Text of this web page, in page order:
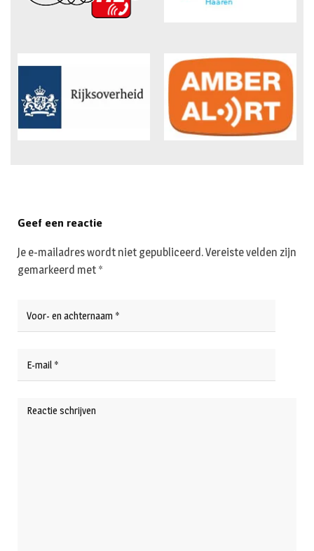
Geef een reactie
Je e-mailadres wordt niet gepubliceerd.Vereiste velden zijn
gemarkeerd met *